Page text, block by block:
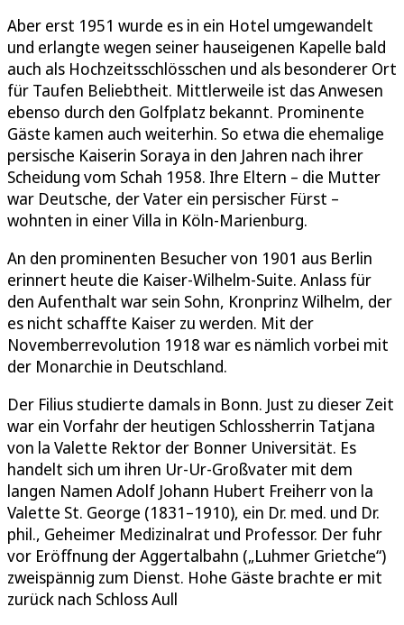
Aber erst 1951 wurde es in ein Hotel umgewandelt
und erlangte wegen seiner hauseigenen Kapelle bald
auch als Hochzeitsschlösschen und als besonderer Ort
für Taufen Beliebtheit. Mittlerweile ist das Anwesen
ebenso durch den Golfplatz bekannt. Prominente
Gäste kamen auch weiterhin. So etwa die ehemalige
persische Kaiserin Soraya in den Jahren nach ihrer
Scheidung vom Schah 1958. Ihre Eltern – die Mutter
war Deutsche, der Vater ein persischer Fürst –
wohnten in einer Villa in Köln-Marienburg.
An den prominenten Besucher von 1901 aus Berlin
erinnert heute die Kaiser-Wilhelm-Suite. Anlass für
den Aufenthalt war sein Sohn, Kronprinz Wilhelm, der
es nicht schaffte Kaiser zu werden. Mit der
Novemberrevolution 1918 war es nämlich vorbei mit
der Monarchie in Deutschland.
Der Filius studierte damals in Bonn. Just zu dieser Zeit
war ein Vorfahr der heutigen Schlossherrin Tatjana
von la Valette Rektor der Bonner Universität. Es
handelt sich um ihren Ur-Ur-Großvater mit dem
langen Namen Adolf Johann Hubert Freiherr von la
Valette St. George (1831–1910), ein Dr. med. und Dr.
phil., Geheimer Medizinalrat und Professor. Der fuhr
vor Eröffnung der Aggertalbahn („Luhmer Grietche“)
zweispännig zum Dienst. Hohe Gäste brachte er mit
zurück nach Schloss Aull